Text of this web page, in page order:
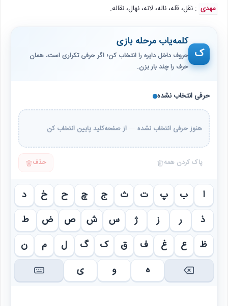
مهدی : نقل، قله، ناله، لانه، نهال، نقاله.
ک
کلمه‌یاب مرحله بازی
حروف داخل دایره را انتخاب کن؛ اگر حرفی تکراری است، همان
حرف را چند بار بزن.
حرفی انتخاب نشده
هنوز حرفی انتخاب نشده — از صفحه‌کلید پایین انتخاب کن
پاک کردن همه حذف
ا ب پ ت ث ج چ ح خ
د
ذ
ر ز ژ س ش ص ض
ط
ظ
ع غ ف ق ک گ ل م
ن
ه
و ی